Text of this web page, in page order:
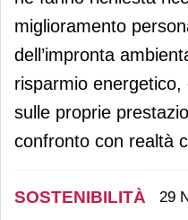
miglioramento
dell’impronta
risparmio
sulle proprie
confronto con realtà
SOSTENIBILITÀ 29